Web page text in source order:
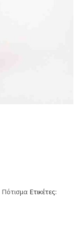
Πότισμα Ετικέτες: